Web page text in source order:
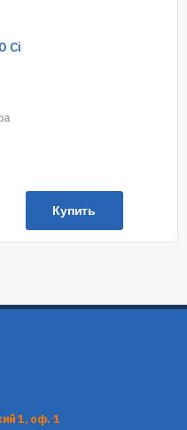
Ci
Купить
1, оф. 1